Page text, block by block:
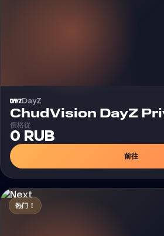
DayZ
ChudVision DayZ
價格從
0 RUB
前往
热门！